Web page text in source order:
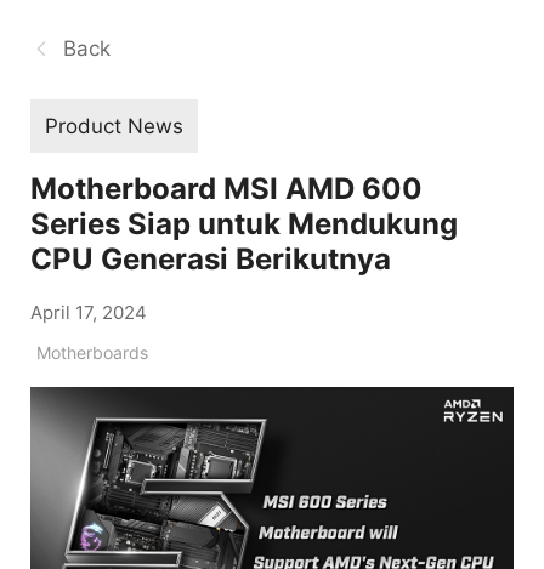
Back
Product News
Motherboard MSI AMD 600
Series Siap untuk Mendukung
CPU Generasi Berikutnya
April 17, 2024
Motherboards